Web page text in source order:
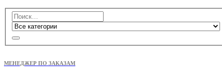
МЕНЕДЖЕР ПО ЗАКАЗАМ